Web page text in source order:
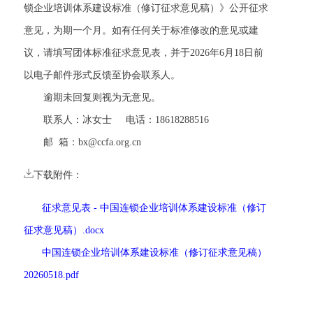
锁企业培训体系建设标准（修订征求意见稿）》公开征求
意见，为期一个月。如有任何关于标准修改的意见或建
议，请填写团体标准征求意见表，并于2026年6月 18日前
以电子邮件形式反馈至协会联系人。
逾期未回复则视为无意见。
联系人： 冰女士 电话： 18618288516
邮 箱： bx@ccfa.org.cn
下载附件：
征求意见表 - 中国连锁企业培训体系建设标准（修订
征求意见稿）.docx
中国连锁企业培训体系建设标准（修订征求意见稿）
20260518.pdf